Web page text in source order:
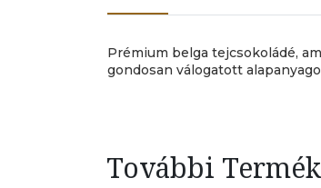
Prémium belga tejcsokoládé,
gondosan válogatott
További